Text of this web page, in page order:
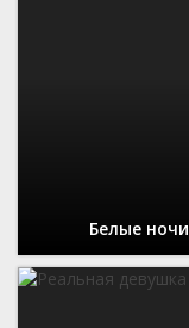
Белые ночи